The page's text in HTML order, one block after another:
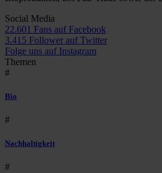
Social Media
22.601 Fans auf Facebook
3.415 Follower auf Twitter
Folge uns auf Instagram
Themen
#
Bio
#
Nachhaltigkeit
#